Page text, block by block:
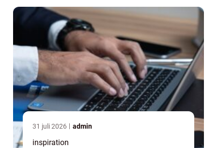
31 juli 2026 admin
inspiration